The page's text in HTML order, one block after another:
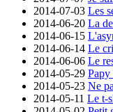
2014-07-03 Les
2014-06-20 La
2014-06-15
2014-06-14 Le
2014-06-06 Le
2014-05-29
2014-05-23 Ne
2014-05-11 Le t-